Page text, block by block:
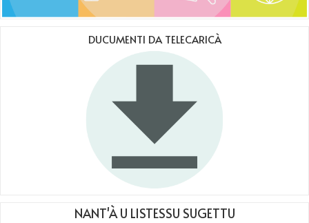
DUCUMENTI DA TELECARICÀ
NANT'À U LISTESSU SUGETTU